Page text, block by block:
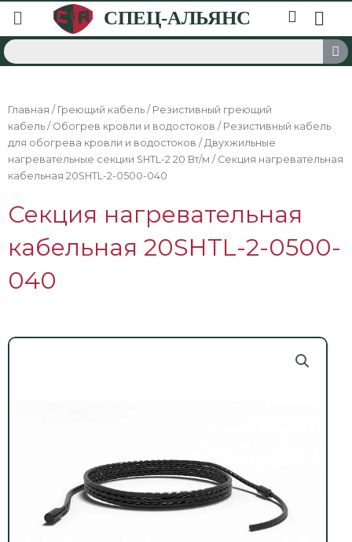
Главная / Греющий кабель / Резистивный греющий
кабель / Обогрев кровли и водостоков / Резистивный кабель
для обогрева кровли и водостоков / Двухжильные
нагревательные секции SHTL-2 20 Вт/м / Секция нагревательная
кабельная 20SHTL-2-0500-040
Секция нагревательная
кабельная 20SHTL-2-0500-
040